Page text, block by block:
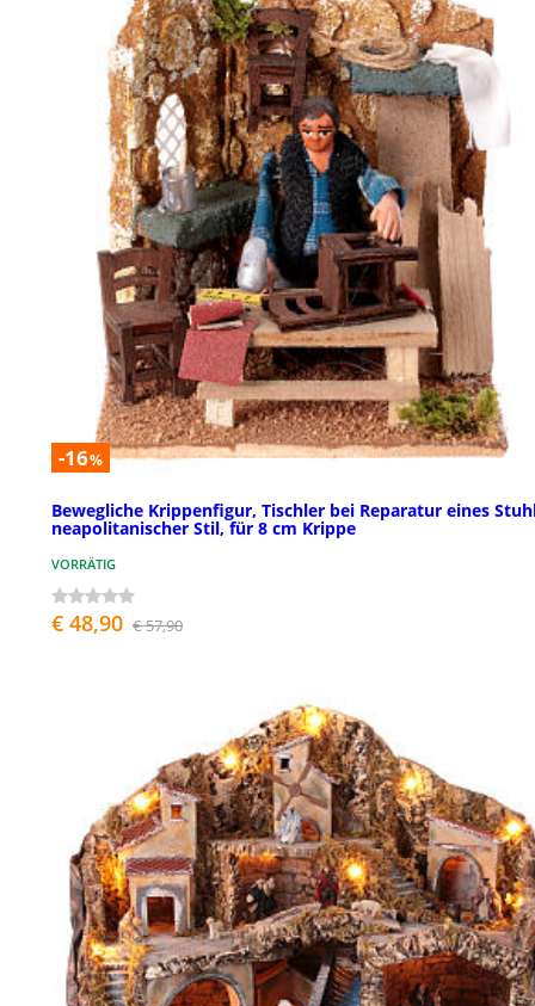
-16%
Bewegliche Krippenfigur, Tischler bei Reparatur eines
neapolitanischer Stil, für 8 cm Krippe
VORRÄTIG
€ 48,90 € 57,90